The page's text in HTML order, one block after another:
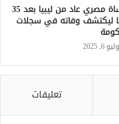
مأساة مصري عاد من ليبيا بعد 35
ليكتشف وفاته في سجلات
6, 2025
تعليقات